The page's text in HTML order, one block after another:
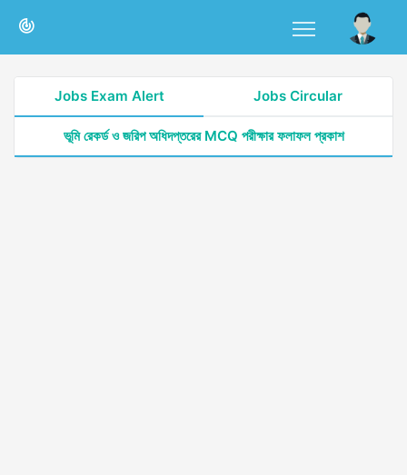
Jobs Exam Alert Jobs Circular
ভূমি রেকর্ড ও জরিপ অধিদপ্তরের MCQ পরীক্ষার ফলাফল প্রকাশ